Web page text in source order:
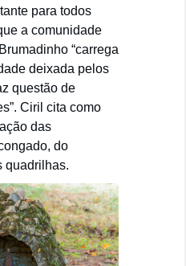
para todos
a comunidade
“carrega
deixada pelos
questão de
Ciril cita como
das
do
quadrilhas.